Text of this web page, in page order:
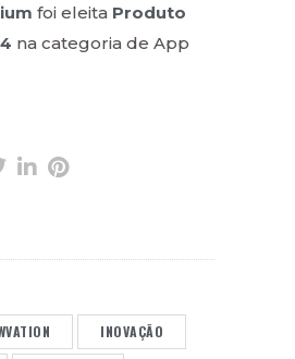
foi eleita Produto
na categoria de App
INOVAÇÃO